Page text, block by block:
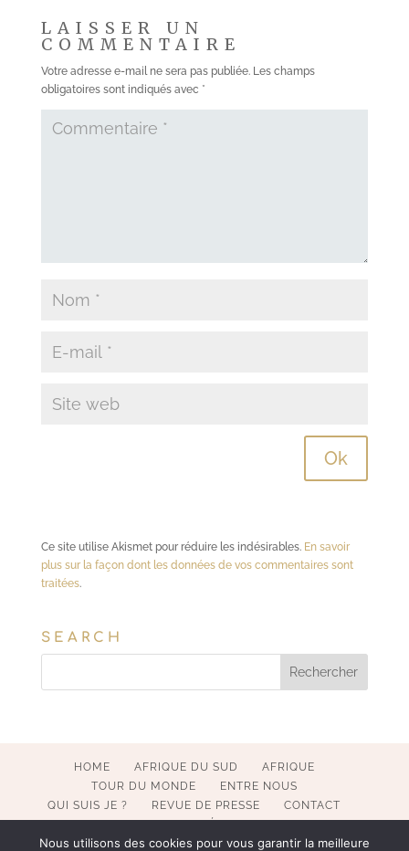
LAISSER UN
COMMENTAIRE
Votre adresse e-mail ne sera pas publiée. Les champs
obligatoires sont indiqués avec *
Ce site utilise Akismet pour réduire les indésirables. En savoir
plus sur la façon dont les données de vos commentaires sont
traitées.
SEARCH
HOME AFRIQUE DU SUD
AFRIQUE
TOUR DU MONDE
ENTRE NOUS
QUI SUIS JE ?
REVUE DE PRESSE
CONTACT
Nous utilisons des cookies pour vous garantir la meilleure